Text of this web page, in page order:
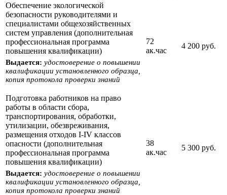
Обеспечение экологической
безопасности руководителями и
специалистами общехозяйственных
систем управления (дополнительная
профессиональная программа
повышения квалификации)
Выдается: удостоверение о повышении
квалификации установленного образца,
копия протокола проверки знаний
72
ак.час
4 200 руб.
Подготовка работников на право
работы в области сбора,
транспортирования, обработки,
утилизации, обезвреживания,
размещения отходов I-IV классов
опасности (дополнительная
профессиональная программа
повышения квалификации)
Выдается: удостоверение о повышении
квалификации установленного образца,
копия протокола проверки знаний
38
ак.час
5 300 руб.